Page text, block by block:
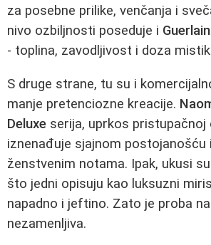
za posebne prilike, venčanja i
nivo ozbiljnosti poseduje i
- toplina, zavodljivost i doza
S druge strane, tu su i
manje pretenciozne kreacije.
Deluxe serija, uprkos pristupačnoj
iznenađuje sjajnom postojanošću
ženstvenim notama. Ipak, ukusi
što jedni opisuju kao luksuzni
napadno i jeftino. Zato je proba
nezamenljiva.